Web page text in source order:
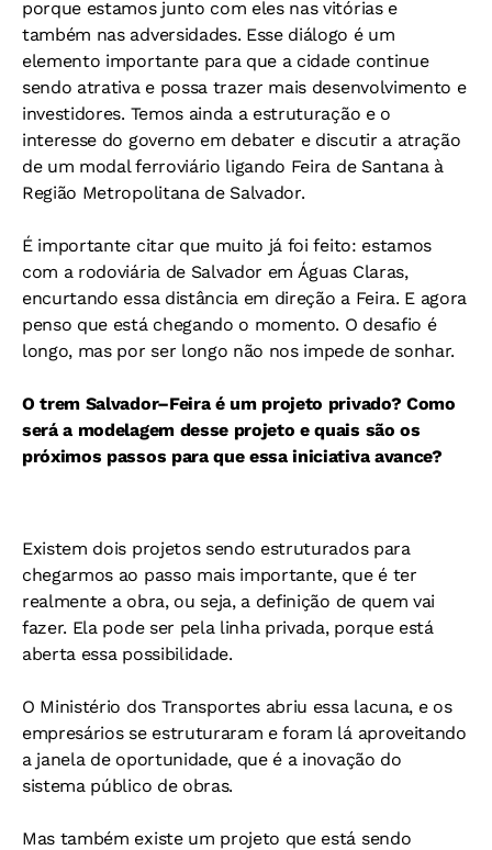
porque estamos junto com eles nas vitórias e
também nas adversidades. Esse diálogo é um
elemento importante para que a cidade continue
sendo atrativa e possa trazer mais desenvolvimento e
investidores. Temos ainda a estruturação e o
interesse do governo em debater e discutir a atração
de um modal ferroviário ligando Feira de Santana à
Região Metropolitana de Salvador.
É importante citar que muito já foi feito: estamos
com a rodoviária de Salvador em Águas Claras,
encurtando essa distância em direção a Feira. E agora
penso que está chegando o momento. O desafio é
longo, mas por ser longo não nos impede de sonhar.
O trem Salvador–Feira é um projeto privado? Como
será a modelagem desse projeto e quais são os
próximos passos para que essa iniciativa avance?
Existem dois projetos sendo estruturados para
chegarmos ao passo mais importante, que é ter
realmente a obra, ou seja, a definição de quem vai
fazer. Ela pode ser pela linha privada, porque está
aberta essa possibilidade.
O Ministério dos Transportes abriu essa lacuna, e os
empresários se estruturaram e foram lá aproveitando
a janela de oportunidade, que é a inovação do
sistema público de obras.
Mas também existe um projeto que está sendo